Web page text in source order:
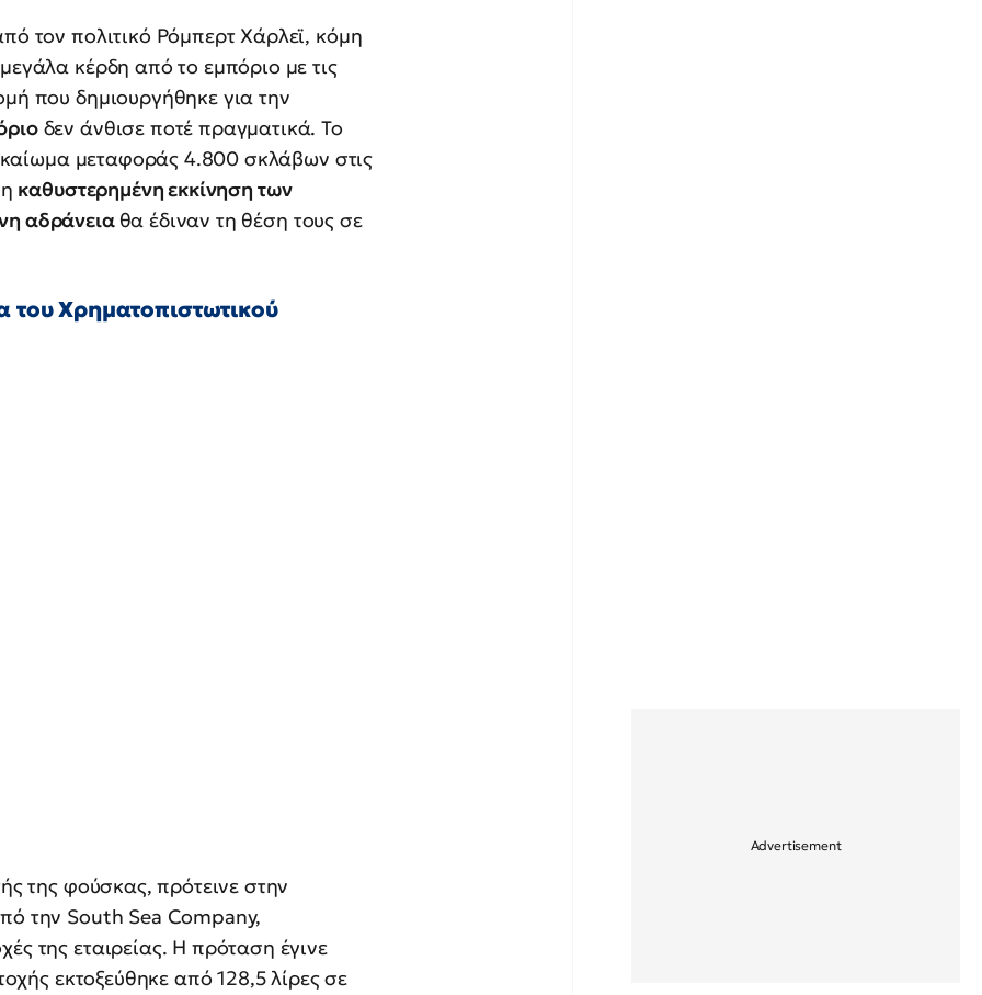
τον πολιτικό Ρόμπερτ Χάρλεϊ, κόμη
κέρδη από το εμπόριο με τις
που δημιουργήθηκε για την
δεν άνθισε ποτέ πραγματικά. Το
μεταφοράς 4.800 σκλάβων στις
καθυστερημένη εκκίνηση των
αδράνεια θα έδιναν τη θέση τους σε
του Χρηματοπιστωτικού
της φούσκας, πρότεινε στην
την South Sea Company,
της εταιρείας. Η πρόταση έγινε
εκτοξεύθηκε από 128,5 λίρες σε